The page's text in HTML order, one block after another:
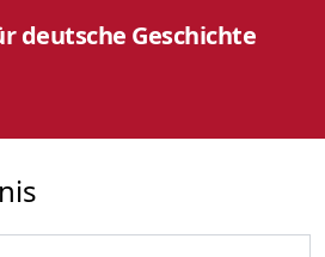
deutsche Geschichte